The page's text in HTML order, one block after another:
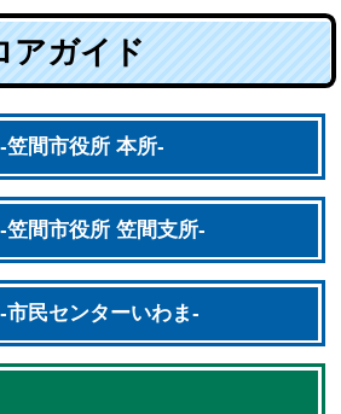
アガイド
間市役所 本所-
間市役所 笠間支所-
民センターいわま-